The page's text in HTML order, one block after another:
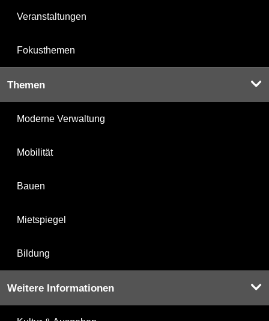
Veranstaltungen
Fokusthemen
Themen
Moderne Verwaltung
Mobilität
Bauen
Mietspiegel
Bildung
Weitere Informationen